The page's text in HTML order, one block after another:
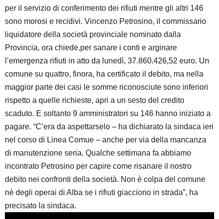
per il servizio di conferimento dei rifiuti mentre gli altri 146
sono morosi e recidivi. Vincenzo Petrosino, il commissario
liquidatore della società provinciale nominato dalla
Provincia, ora chiede,per sanare i conti e arginare
l’emergenza rifiuti in atto da lunedì, 37.860.426,52 euro. Un
comune su quattro, finora, ha certificato il debito, ma nella
maggior parte dei casi le somme riconosciute sono inferiori
rispetto a quelle richieste, apri a un sesto del credito
scaduto. E soltanto 9 amministratori su 146 hanno iniziato a
pagare. “C’era da aspettarselo – ha dichiarato la sindaca ieri
nel corso di Linea Comue – anche per via della mancanza
di manutenzione seria. Qualche settimana fa abbiamo
incontrato Petrosino per capire come risanare il nostro
debito nei confronti della società. Non è colpa del comune
nè degli operai di Alba se i rifiuti giacciono in strada”, ha
precisato la sindaca.